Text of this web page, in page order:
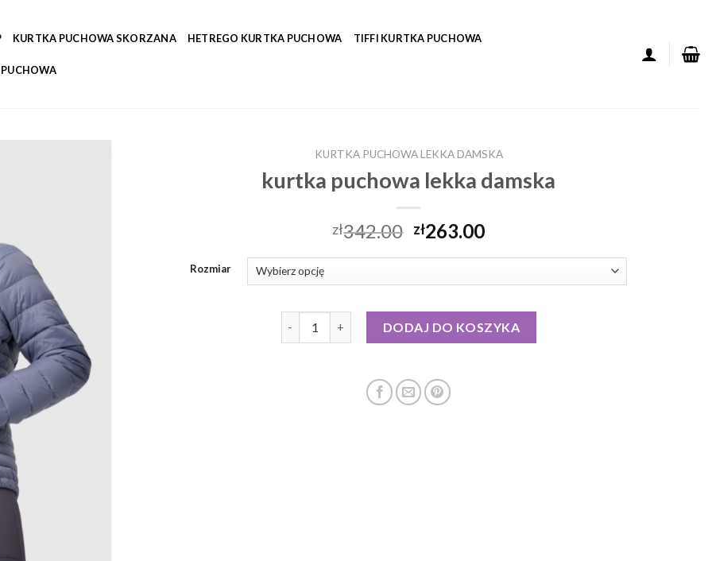
KURTKA PUCHOWA SKORZANA HETREGO KURTKA PUCHOWA TIFFI KURTKA PUCHOWA
KURTKA PUCHOWA LEKKA DAMSKA
kurtka puchowa lekka damska
zł342.00 zł263.00
Rozmiar
DODAJ DO KOSZYKA